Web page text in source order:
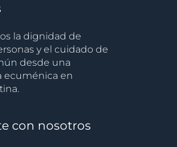
la dignidad de
y el cuidado de
desde una
ecuménica en
con nosotros